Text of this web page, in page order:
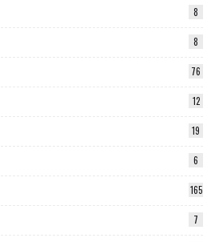
8
8
76
12
19
6
165
7